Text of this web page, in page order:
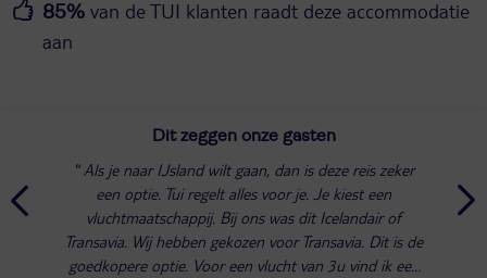
85%van de TUI klanten raadt deze accommodatie
aan
Dit zeggen onze gasten
Als je naar IJsland wilt gaan, dan is deze reis zeker
een optie. Tui regelt alles voor je. Je kiest een
vluchtmaatschappij. Bij ons was dit Icelandair of
Transavia. Wij hebben gekozen voor Transavia. Dit is de
goedkopere optie. Voor een vlucht van 3u vind ik een